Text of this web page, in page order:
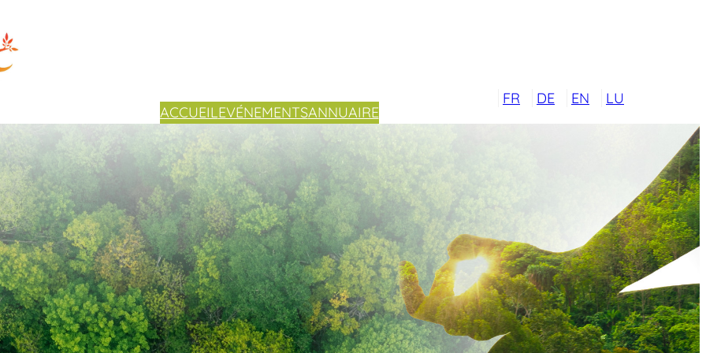
ACCUEILEVÉNEMENTSANNUAIRE
FR DE EN LU